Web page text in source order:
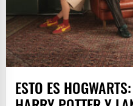
ESTO ES